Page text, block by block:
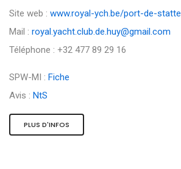
Site web : www.royal-ych.be/port-de-statte
Mail : royal.yacht.club.de.huy@gmail.com
Téléphone : +32 477 89 29 16
SPW-MI : Fiche
Avis : NtS
PLUS D'INFOS